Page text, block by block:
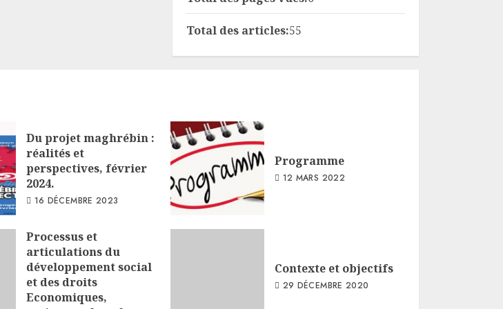
Total des articles:55
Du projet maghrébin :
réalités et
perspectives, février
2024.
16 DÉCEMBRE 2023
Programme
12 MARS 2022
Processus et
articulations du
développement social
et des droits
Economiques,
Contexte et objectifs
29 DÉCEMBRE 2020